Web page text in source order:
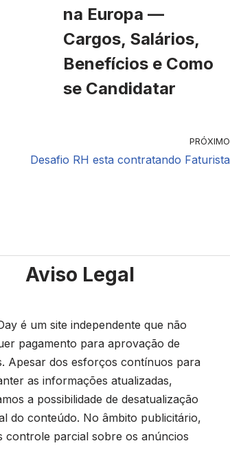
na Europa —
Cargos, Salários,
Benefícios e Como
se Candidatar
PRÓXIMO
Desafio RH esta contratando Faturista
Aviso Legal
é um site independente que não
pagamento para aprovação de
Apesar dos esforços contínuos para
as informações atualizadas,
a possibilidade de desatualização
do conteúdo. No âmbito publicitário,
controle parcial sobre os anúncios